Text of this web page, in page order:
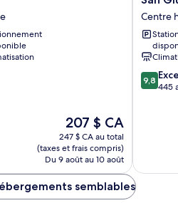
Le
prix
est
de
207 $ CA
207 $ CA
247 $ CA au total
(taxes et frais compris)
Du 9 août au 10 août
Giuliano
Inn
-
Adults
Only
Centre
Centre
9.8
sur
9,8
445
semblables